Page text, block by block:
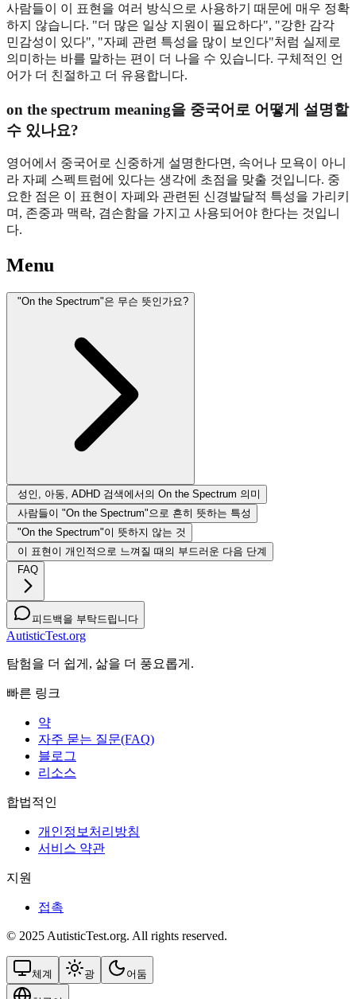
사람들이 이 표현을 여러 방식으로 사용하기 때문에 매우 정확
하지 않습니다. "더 많은 일상 지원이 필요하다", "강한 감각
민감성이 있다", "자폐 관련 특성을 많이 보인다"처럼 실제로
의미하는 바를 말하는 편이 더 나을 수 있습니다. 구체적인 언
어가 더 친절하고 더 유용합니다.
on the spectrum meaning을 중국어로 어떻게 설명할
수 있나요?
영어에서 중국어로 신중하게 설명한다면, 속어나 모욕이 아니
라 자폐 스펙트럼에 있다는 생각에 초점을 맞출 것입니다. 중
요한 점은 이 표현이 자폐와 관련된 신경발달적 특성을 가리키
며, 존중과 맥락, 겸손함을 가지고 사용되어야 한다는 것입니
다.
Menu
"On the Spectrum"은 무슨 뜻인가요?
성인, 아동, ADHD 검색에서의 On the Spectrum 의미
사람들이 "On the Spectrum"으로 흔히 뜻하는 특성
"On the Spectrum"이 뜻하지 않는 것
이 표현이 개인적으로 느껴질 때의 부드러운 다음 단계
FAQ
피드백을 부탁드립니다
AutisticTest.org
탐험을 더 쉽게, 삶을 더 풍요롭게.
빠른 링크
약
자주 묻는 질문(FAQ)
블로그
리소스
합법적인
개인정보처리방침
서비스 약관
지원
접촉
© 2025 AutisticTest.org. All rights reserved.
체계 광 어둠